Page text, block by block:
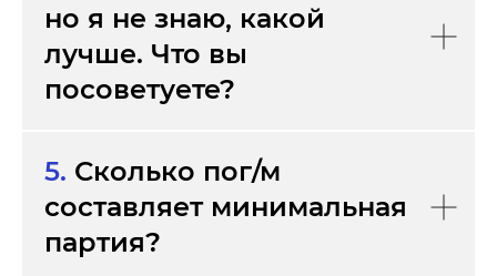
но я не знаю, какой
лучше. Что вы
посоветуете?
5. Сколько пог/м
составляет минимальная
партия?